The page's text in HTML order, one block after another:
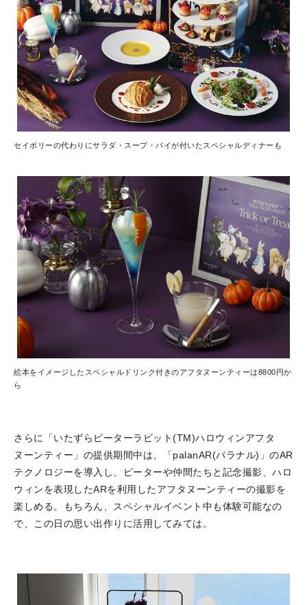
セイボリーの代わりにサラダ・スープ・パイが付いたスペシャルディナーも
絵本をイメージしたスペシャルドリンク付きのアフタヌーンティーは8800円か
ら
さらに「いたずらピーターラビット(TM)ハロウィンアフタ
ヌーンティー」の提供期間中は、「palanAR(パラナル)」のAR
テクノロジーを導入し、ピーターや仲間たちと記念撮影、ハロ
ウィンを表現したARを利用したアフタヌーンティーの撮影を
楽しめる。もちろん、スペシャルイベント中も体験可能なの
で、この日の思い出作りに活用してみては。